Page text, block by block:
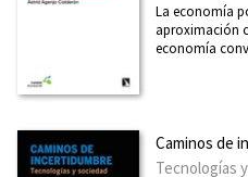
Economía Crítica y Ecologismo Social
Derechos sociales
Pensamiento21
La economía
aproximación
economía
Caminos de
Tecnologías